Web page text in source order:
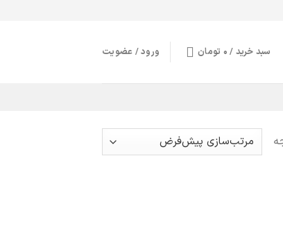
سبد خرید / 0 تومان ورود / عضویت